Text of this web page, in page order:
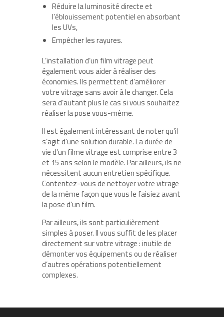
Réduire la luminosité directe et
l’éblouissement potentiel en absorbant
les UVs,
Empêcher les rayures.
L’installation d’un film vitrage peut
également vous aider à réaliser des
économies. Ils permettent d’améliorer
votre vitrage sans avoir à le changer. Cela
sera d’autant plus le cas si vous souhaitez
réaliser la pose vous-même.
Il est également intéressant de noter qu’il
s’agit d’une solution durable. La durée de
vie d’un filme vitrage est comprise entre 3
et 15 ans selon le modèle. Par ailleurs, ils ne
nécessitent aucun entretien spécifique.
Contentez-vous de nettoyer votre vitrage
de la même façon que vous le faisiez avant
la pose d’un film.
Par ailleurs, ils sont particulièrement
simples à poser. Il vous suffit de les placer
directement sur votre vitrage : inutile de
démonter vos équipements ou de réaliser
d’autres opérations potentiellement
complexes.